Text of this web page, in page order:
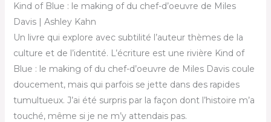
Kind of Blue : le making of du chef-d’oeuvre de Miles
Davis | Ashley Kahn
Un livre qui explore avec subtilité l’auteur thèmes de la
culture et de l’identité. L’écriture est une rivière Kind of
Blue : le making of du chef-d’oeuvre de Miles Davis coule
doucement, mais qui parfois se jette dans des rapides
tumultueux. J’ai été surpris par la façon dont l’histoire m’a
touché, même si je ne m’y attendais pas.